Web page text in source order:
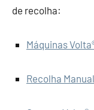
de recolha:
Máquinas
Recolha Manual